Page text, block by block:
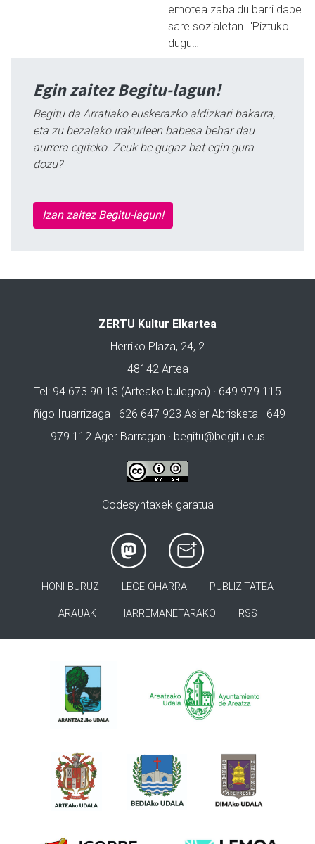
emotea zabaldu barri dabe
sare sozialetan. "Piztuko
dugu…
Egin zaitez Begitu-lagun!
Begitu da Arratiako euskerazko aldizkari bakarra,
eta zu bezalako irakurleen babesa behar dau
aurrera egiteko. Zeuk be gugaz bat egin gura
dozu?
Izan zaitez Begitu-lagun!
ZERTU Kultur Elkartea
Herriko Plaza, 24, 2
48142 Artea
Tel: 94 673 90 13 (Arteako bulegoa) · 649 979 115
Iñigo Iruarrizaga · 626 647 923 Asier Abrisketa · 649
979 112 Ager Barragan · begitu@begitu.eus
Codesyntaxek garatua
HONI BURUZ LEGE OHARRA PUBLIZITATEA
ARAUAK HARREMANETARAKO RSS